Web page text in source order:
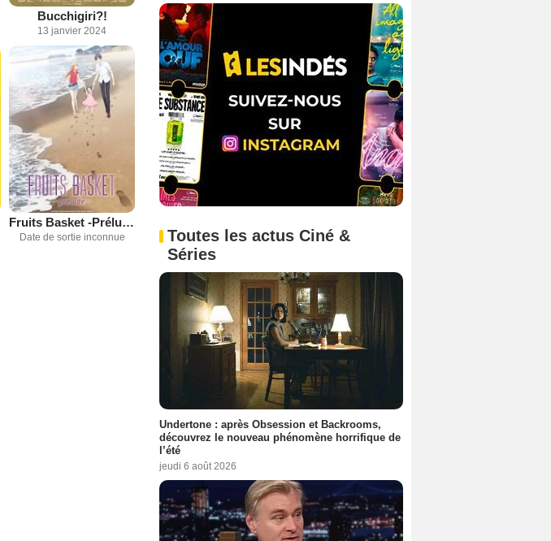
Bucchigiri?!
13 janvier 2024
Fruits Basket -Prélude-
Date de sortie inconnue
Toutes les actus Ciné &
Séries
Undertone : après Obsession et Backrooms,
découvrez le nouveau phénomène horrifique de
l’été
jeudi 6 août 2026